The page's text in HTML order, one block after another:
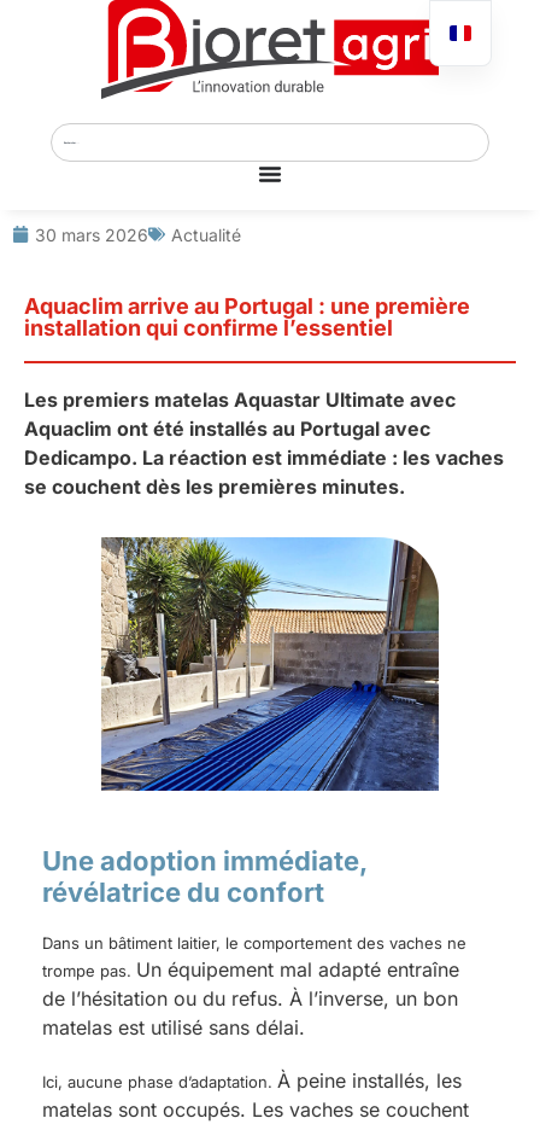
30 mars 2026 Actualité
Aquaclim arrive au Portugal : une première
installation qui confirme l’essentiel
Les premiers matelas Aquastar Ultimate avec
Aquaclim ont été installés au Portugal avec
Dedicampo. La réaction est immédiate : les vaches
se couchent dès les premières minutes.
Une adoption immédiate,
révélatrice du confort
Dans un bâtiment laitier, le comportement des vaches ne
trompe pas. Un équipement mal adapté entraîne
de l’hésitation ou du refus. À l’inverse, un bon
matelas est utilisé sans délai.
Ici, aucune phase d’adaptation. À peine installés, les
matelas sont occupés. Les vaches se couchent